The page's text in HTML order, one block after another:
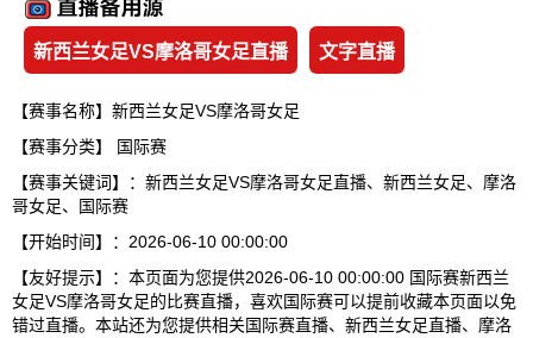
新西兰女足VS摩洛哥女足直播 文字直播
【赛事名称】新西兰女足VS摩洛哥女足
【赛事分类】
国际赛
【赛事关键词】：新西兰女足VS摩洛哥女足直播、新西兰女足、摩洛
哥女足、国际赛
【开始时间】：2026-06-10 00:00:00
【友好提示】：本页面为您提供2026-06-10 00:00:00 国际赛新西兰
女足VS摩洛哥女足的比赛直播，喜欢国际赛可以提前收藏本页面以免
错过直播。本站还为您提供相关国际赛直播、新西兰女足直播、摩洛